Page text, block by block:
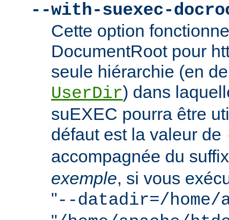
--with-suexec-
Cette option
DocumentRoot pour
seule hiérarchie (en
UserDir) dans
suEXEC pourra être
défaut est la valeur de
accompagnée du
exemple, si vous
"--datadir=/home/